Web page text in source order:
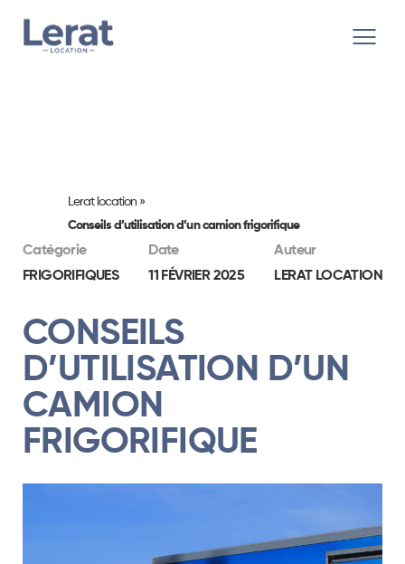
Lerat location»
Conseils d’utilisation d’un camion frigorifique
Catégorie
FRIGORIFIQUES
Date
11 FÉVRIER 2025
Auteur
LERAT LOCATION
CONSEILS
D’UTILISATION D’UN
CAMION
FRIGORIFIQUE